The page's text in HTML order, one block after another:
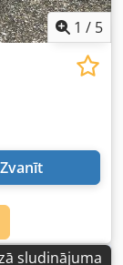
1 / 5
Zvanīt
sludinājuma